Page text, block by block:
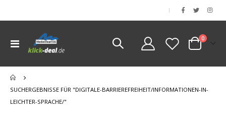
|
Navigation
umschalten
Cart
0Artikel
SUCHERGEBNISSE FÜR "DIGITALE-BARRIEREFREIHEIT/INFORMATIONEN-IN-
LEICHTER-SPRACHE/"